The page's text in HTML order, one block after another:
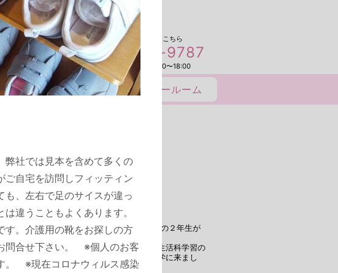
お問い合わせはこちら
03-3899-9787
受付時間 平日 9:00〜18:00
2024.10.18 近隣の西新井第二小学校の２年生が
見学に来ました
近隣の西新井第二小学校の２年生が生活科学習の
ために仕事をしている様子などを見学に来まし
た。
弊社では見本を含めて多くの
ご自宅を訪問しフィッティン
も、左右で足のサイスが違っ
違うこともよくあります。
す。介護用の靴をお探しの方
問合せ下さい。 ※個人のお客
。 ※現在コロナウィルス感染